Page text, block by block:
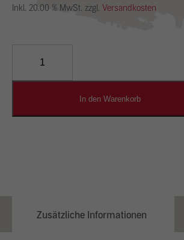
Inkl. 20.00 % MwSt. zzgl. Versandkosten
Designputz
In den Warenkorb
Zusätzliche Informationen